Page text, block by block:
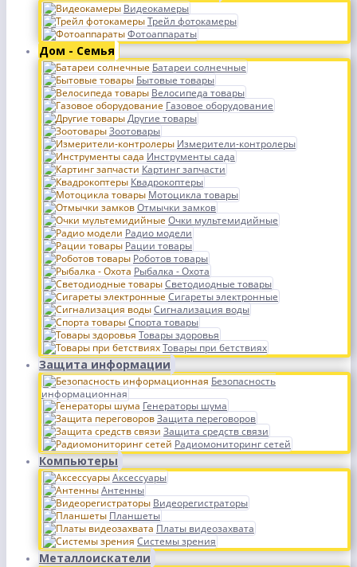
Видеокамеры
Трейл фотокамеры
Фотоаппараты
Дом - Семья
Батареи солнечные
Бытовые товары
Велосипеда товары
Газовое оборудование
Другие товары
Зоотовары
Измерители-контролеры
Инструменты сада
Картинг запчасти
Квадрокоптеры
Мотоцикла товары
Отмычки замков
Очки мультемидийные
Радио модели
Рации товары
Роботов товары
Рыбалка - Охота
Светодиодные товары
Сигареты электронные
Сигнализация воды
Спорта товары
Товары здоровья
Товары при бетствиях
Защита информации
Безопасность
информационная
Генераторы шума
Защита переговоров
Защита средств связи
Радиомониторинг сетей
Компьютеры
Аксессуары
Антенны
Видеорегистраторы
Планшеты
Платы видеозахвата
Системы зрения
Металлоискатели